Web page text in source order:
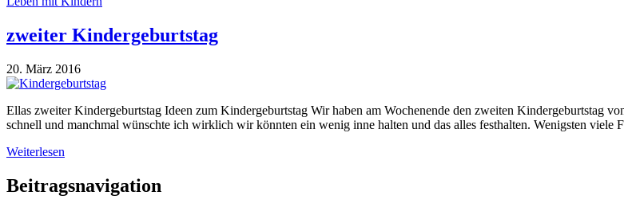
zweiter Kindergeburtstag
20. März 2016
Ellas zweiter Kindergeburtstag Ideen zum Kindergeburtstag Wir haben am Wochenende den zweiten Kindergeburtstag
schnell und manchmal wünschte ich wirklich wir könnten ein wenig inne halten und das alles festhalten. Wenigsten
Weiterlesen
Beitragsnavigation